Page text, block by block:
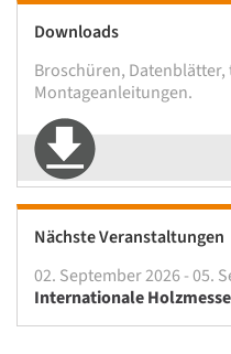
Downloads
Broschüren,
Montageanleitungen.
Nächste Veranstaltungen
02. September 2026 - 05.
Internationale